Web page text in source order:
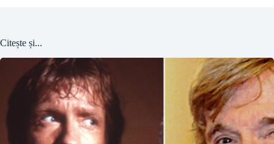
Citește și...